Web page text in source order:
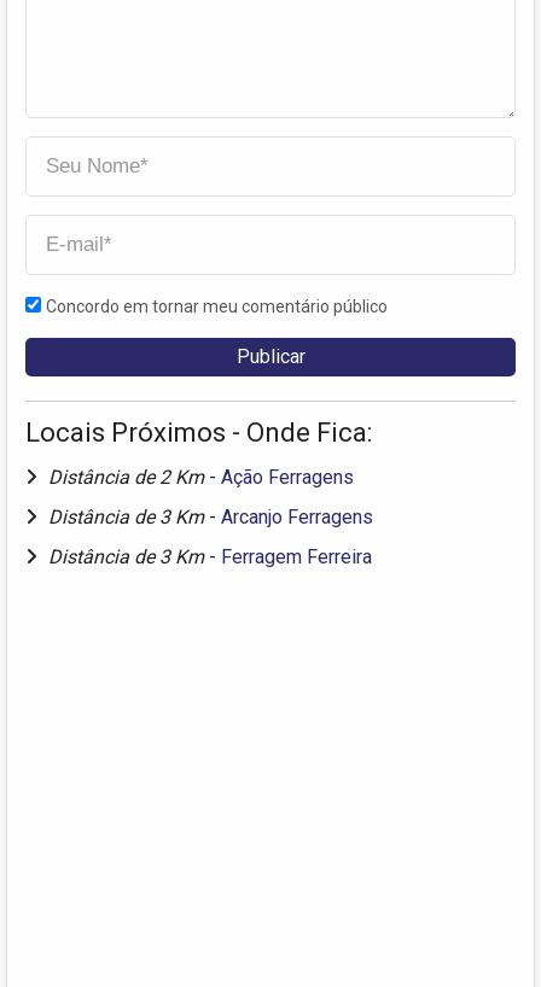
Concordo em tornar meu comentário público
Locais Próximos - Onde Fica:
Distância de 2 Km - Ação Ferragens
Distância de 3 Km - Arcanjo Ferragens
Distância de 3 Km - Ferragem Ferreira